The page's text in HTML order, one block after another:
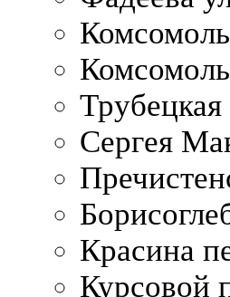
Сергея
Красина
Курсовой